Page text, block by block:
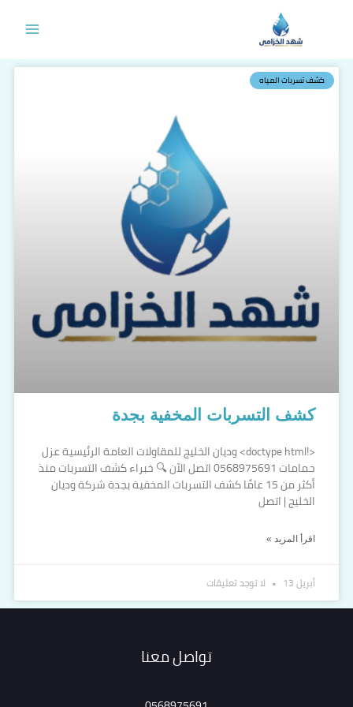
كشف تسربات المياه
كشف التسربات المخفية بجدة
<!doctype html> وديان الخليج للمقاولات العامة الرئيسية عزل
حمامات 0568975691 اتصل الآن 🔍 خبراء كشف التسربات منذ
أكثر من 15 عامًا كشف التسربات المخفية بجدة شركة وديان
الخليج | اتصل
اقرأ المزيد »
أبريل 13 لا توجد تعليقات
تواصل معنا